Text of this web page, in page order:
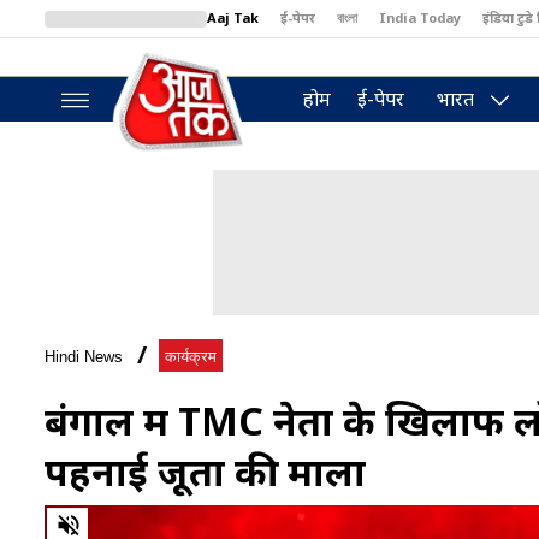
Aaj Tak ई-पेपर বাংলা India Today इंडिया टुडे
BT Bazaar
होम ई-पेपर भारत
Hindi News कार्यक्रम
बंगाल में TMC नेता के खिलाफ
पहनाई जूतों की माला
0
of